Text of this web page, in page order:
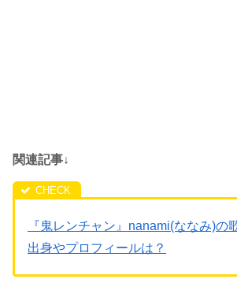
関連記事↓
『鬼レンチャン』nanami(ななみ)の
出身やプロフィールは？